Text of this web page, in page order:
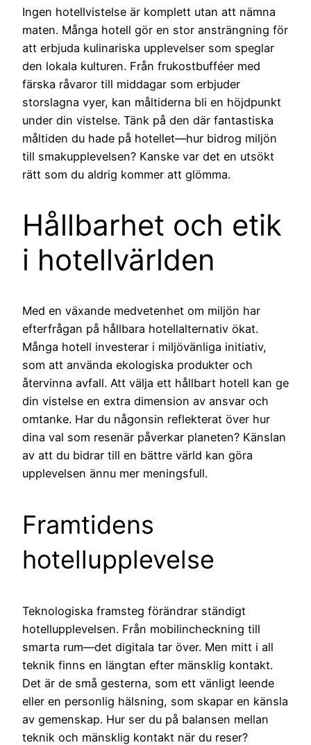
Ingen hotellvistelse är komplett utan att nämna
maten. Många hotell gör en stor ansträngning för
att erbjuda kulinariska upplevelser som speglar
den lokala kulturen. Från frukostbufféer med
färska råvaror till middagar som erbjuder
storslagna vyer, kan måltiderna bli en höjdpunkt
under din vistelse. Tänk på den där fantastiska
måltiden du hade på hotellet—hur bidrog miljön
till smakupplevelsen? Kanske var det en utsökt
rätt som du aldrig kommer att glömma.
Hållbarhet och etik
i hotellvärlden
Med en växande medvetenhet om miljön har
efterfrågan på hållbara hotellalternativ ökat.
Många hotell investerar i miljövänliga initiativ,
som att använda ekologiska produkter och
återvinna avfall. Att välja ett hållbart hotell kan ge
din vistelse en extra dimension av ansvar och
omtanke. Har du någonsin reflekterat över hur
dina val som resenär påverkar planeten? Känslan
av att du bidrar till en bättre värld kan göra
upplevelsen ännu mer meningsfull.
Framtidens
hotellupplevelse
Teknologiska framsteg förändrar ständigt
hotellupplevelsen. Från mobilincheckning till
smarta rum—det digitala tar över. Men mitt i all
teknik finns en längtan efter mänsklig kontakt.
Det är de små gesterna, som ett vänligt leende
eller en personlig hälsning, som skapar en känsla
av gemenskap. Hur ser du på balansen mellan
teknik och mänsklig kontakt när du reser?